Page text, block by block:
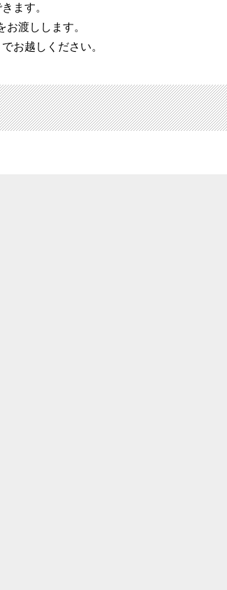
ます。
渡しします。
お越しください。